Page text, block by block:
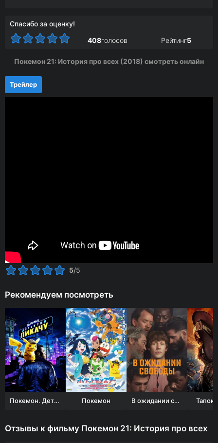
Спасибо за оценку!
408голосов Рейтинг5
Покемон 21: История про всех (2018) смотреть онлайн
Трейлер
5/5
Рекомендуем посмотреть
Покемон. Детектив Пикачу Покемон В ожидании свободы Тапок
Отзывы к фильму Покемон 21: История про всех